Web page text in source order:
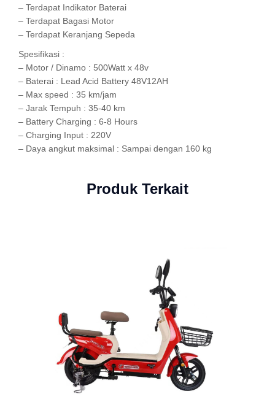
– Terdapat Indikator Baterai
– Terdapat Bagasi Motor
– Terdapat Keranjang Sepeda
Spesifikasi :
– Motor / Dinamo : 500Watt x 48v
– Baterai : Lead Acid Battery 48V12AH
– Max speed : 35 km/jam
– Jarak Tempuh : 35-40 km
– Battery Charging : 6-8 Hours
– Charging Input : 220V
– Daya angkut maksimal : Sampai dengan 160 kg
Produk Terkait